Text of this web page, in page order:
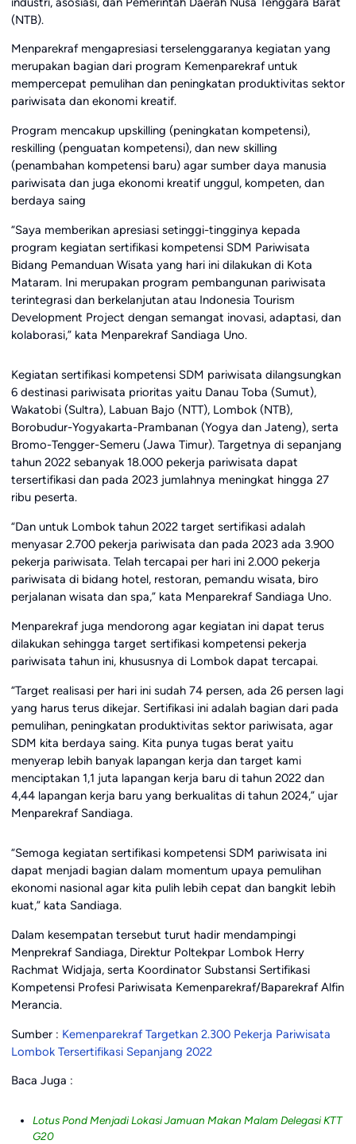
(NTB).
Menparekraf mengapresiasi terselenggaranya kegiatan yang
merupakan bagian dari program Kemenparekraf untuk
mempercepat pemulihan dan peningkatan produktivitas sektor
pariwisata dan ekonomi kreatif.
Program mencakup upskilling (peningkatan kompetensi),
reskilling (penguatan kompetensi), dan new skilling
(penambahan kompetensi baru) agar sumber daya manusia
pariwisata dan juga ekonomi kreatif unggul, kompeten, dan
berdaya saing
“Saya memberikan apresiasi setinggi-tingginya kepada
program kegiatan sertifikasi kompetensi SDM Pariwisata
Bidang Pemanduan Wisata yang hari ini dilakukan di Kota
Mataram. Ini merupakan program pembangunan pariwisata
terintegrasi dan berkelanjutan atau Indonesia Tourism
Development Project dengan semangat inovasi, adaptasi, dan
kolaborasi,” kata Menparekraf Sandiaga Uno.
Kegiatan sertifikasi kompetensi SDM pariwisata dilangsungkan
6 destinasi pariwisata prioritas yaitu Danau Toba (Sumut),
Wakatobi (Sultra), Labuan Bajo (NTT), Lombok (NTB),
Borobudur-Yogyakarta-Prambanan (Yogya dan Jateng), serta
Bromo-Tengger-Semeru (Jawa Timur). Targetnya di sepanjang
tahun 2022 sebanyak 18.000 pekerja pariwisata dapat
tersertifikasi dan pada 2023 jumlahnya meningkat hingga 27
ribu peserta.
“Dan untuk Lombok tahun 2022 target sertifikasi adalah
menyasar 2.700 pekerja pariwisata dan pada 2023 ada 3.900
pekerja pariwisata. Telah tercapai per hari ini 2.000 pekerja
pariwisata di bidang hotel, restoran, pemandu wisata, biro
perjalanan wisata dan spa,” kata Menparekraf Sandiaga Uno.
Menparekraf juga mendorong agar kegiatan ini dapat terus
dilakukan sehingga target sertifikasi kompetensi pekerja
pariwisata tahun ini, khususnya di Lombok dapat tercapai.
“Target realisasi per hari ini sudah 74 persen, ada 26 persen lagi
yang harus terus dikejar. Sertifikasi ini adalah bagian dari pada
pemulihan, peningkatan produktivitas sektor pariwisata, agar
SDM kita berdaya saing. Kita punya tugas berat yaitu
menyerap lebih banyak lapangan kerja dan target kami
menciptakan 1,1 juta lapangan kerja baru di tahun 2022 dan
4,44 lapangan kerja baru yang berkualitas di tahun 2024,” ujar
Menparekraf Sandiaga.
“Semoga kegiatan sertifikasi kompetensi SDM pariwisata ini
dapat menjadi bagian dalam momentum upaya pemulihan
ekonomi nasional agar kita pulih lebih cepat dan bangkit lebih
kuat,” kata Sandiaga.
Dalam kesempatan tersebut turut hadir mendampingi
Menprekraf Sandiaga, Direktur Poltekpar Lombok Herry
Rachmat Widjaja, serta Koordinator Substansi Sertifikasi
Kompetensi Profesi Pariwisata Kemenparekraf/Baparekraf Alfin
Merancia.
Sumber : Kemenparekraf Targetkan 2.300 Pekerja Pariwisata
Lombok Tersertifikasi Sepanjang 2022
Baca Juga :
Lotus Pond Menjadi Lokasi Jamuan Makan Malam Delegasi KTT
G20